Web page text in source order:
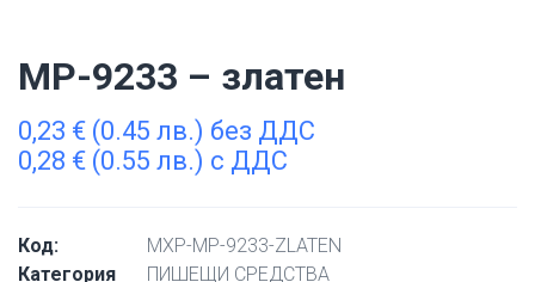
MP-9233 – златен
0,23 € (0.45 лв.) без ДДС
0,28 € (0.55 лв.) с ДДС
Код:
MXP-MP-9233-ZLATEN
Категория
ПИШЕЩИ СРЕДСТВА